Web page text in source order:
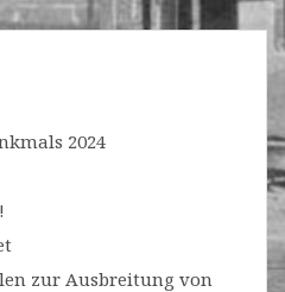
2024
zur Ausbreitung von